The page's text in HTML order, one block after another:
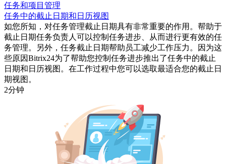
任务和项目管理
任务中的截止日期和日历视图
如您所知，对任务管理截止日期具有非常重要的作用。帮助于
截止日期任务负责人可以控制任务进步、从而进行更有效的任
务管理。另外，任务截止日期帮助员工减少工作压力。因为这
些原因Bitrix24为了帮助您控制任务进步推出了任务中的截止
日期和日历视图。在工作过程中您可以选取最适合您的截止日
期视图。
2分钟